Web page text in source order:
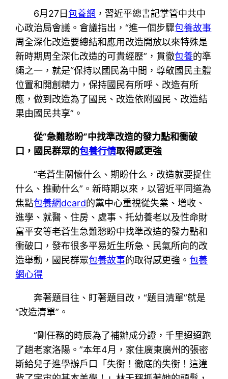
6月27日包養網 ，習近平總書記掌管中共中
心政治局會議。會議指出，“進一個步驟包養故事
周全深化改造要總結和應用改造開放以來特殊是
新時期周全深化改造的可貴經歷”，貫徹包養的準
繩之一，就是“保持以國民為中間，尊敬國民主體
位置和開創精力，保持國民有所呼、改造有所
應，做到改造為了國民、改造依附國民、改造結
果由國民共享”。
從“急難愁盼”中找準改造的發力點和衝破
口，國民群眾的包養行情取得感更強
“老蒼生關懷什么、期盼什么，改造就要捉住
什么、推動什么”。新時期以來，以習近平同道為
焦點包養網dcard的黨中心重視從失業、增收、
進學、就醫、住房、處事、托幼養老以及性命財
富平安等老蒼生急難愁盼中找準改造的發力點和
衝破口，發布很多平易近生所急、民氣所向的改
造舉動，國民群眾包養故事的取得感更強。包養
網心得
奔著題目往、盯著題目改，“題目清單”就是
“改造清單”。
“剛任務的時辰為了補辦成分證，千里迢迢跑
了趟老家洛陽。”本年4月，家住廣東廣州的張密
斯給兒子進學辦戶口「失衡！徹底的失衡！這違